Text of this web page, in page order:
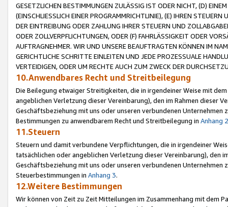
GESETZLICHEN BESTIMMUNGEN ZULÄSSIG IST ODER NICHT, (D)
(EINSCHLIESSLICH EINER PROGRAMMRICHTLINIE), (E) IHREN
DER EINTREIBUNG ODER ZAHLUNG IHRER STEUERN UND
ODER ZOLLVERPFLICHTUNGEN, ODER (F) FAHRLÄSSIGKEIT ODER
AUFTRAGNEHMER. WIR UND UNSERE BEAUFTRAGTEN KÖNNEN IM
GERICHTLICHE SCHRITTE EINLEITEN UND JEDE PROZESSUALE
VERTEIDIGEN, ODER UM RECHTE AUCH ZUM ZWECK DER
10.Anwendbares Recht und Streitbeilegung
Die Beilegung etwaiger Streitigkeiten, die in irgendeiner Weise mit
angeblichen Verletzung dieser Vereinbarung), den im Rahmen dieser
Geschäftsbeziehung mit uns oder unseren verbundenen
Bestimmungen zu anwendbarem Recht und Streitbeilegung in Anhang 2
11.Steuern
Steuern und damit verbundene Verpflichtungen, die in irgendeiner
tatsächlichen oder angeblichen Verletzung dieser Vereinbarung), den
Geschäftsbeziehung mit uns oder unseren verbundenen
Steuerbestimmungen in Anhang 3.
12.Weitere Bestimmungen
Wir können von Zeit zu Zeit Mitteilungen im Zusammenhang mit dem